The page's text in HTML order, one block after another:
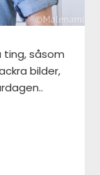
ting, såsom
bilder,